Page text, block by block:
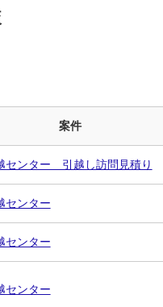
案件
センター 引越し訪問見積り
センター
センター
センター